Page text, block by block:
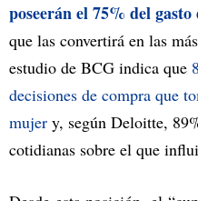
poseerán el 75% del
que las convertirá en las
estudio de BCG indica que
decisiones de compra que
mujer y, según Deloitte,
cotidianas sobre el que